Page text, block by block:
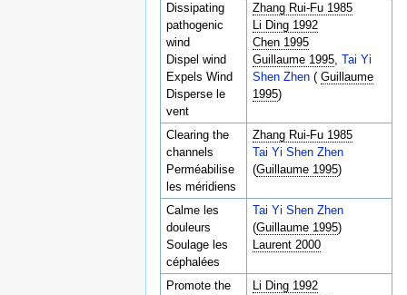
Dissipating
pathogenic
wind
Dispel wind
Expels Wind
Disperse le
vent
Zhang Rui-Fu 1985
Li Ding 1992
Chen 1995
Guillaume 1995,Tai Yi
Shen Zhen (Guillaume
1995)
Clearing the
channels
Perméabilise
les méridiens
Zhang Rui-Fu 1985
Tai Yi Shen Zhen
(Guillaume 1995)
Calme les
douleurs
Soulage les
céphalées
Tai Yi Shen Zhen
(Guillaume 1995)
Laurent 2000
Promote the
Li Ding 1992